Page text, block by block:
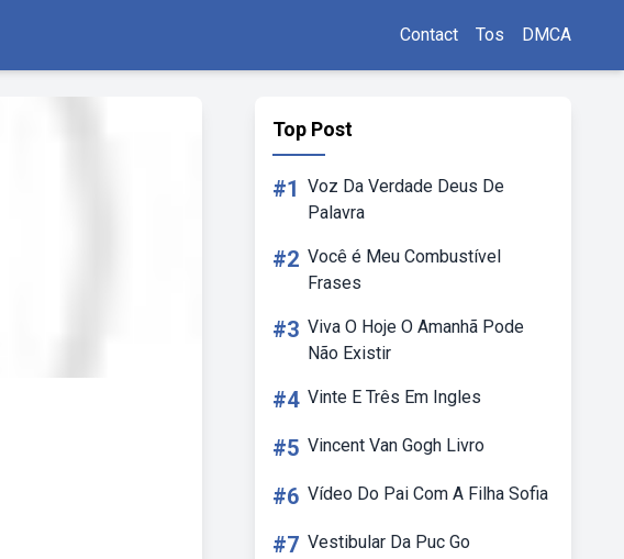
Contact Tos DMCA
Top Post
#1 Voz Da Verdade Deus De
Palavra
#2 Você é Meu Combustível
Frases
#3 Viva O Hoje O Amanhã Pode
Não Existir
#4 Vinte E Três Em Ingles
#5 Vincent Van Gogh Livro
#6 Vídeo Do Pai Com A Filha Sofia
#7 Vestibular Da Puc Go